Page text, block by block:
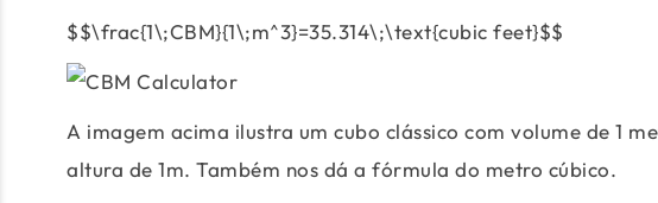
$$\frac{1\;CBM}{1\;m^3}=35.314\;\text{cubic feet}$$
A imagem acima ilustra um cubo clássico com volume de 1
altura de 1m. Também nos dá a fórmula do metro cúbico.